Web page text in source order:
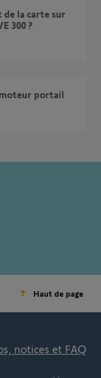
300 ?
moteur portail
Haut de page
notices et FAQ